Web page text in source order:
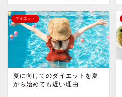
ダイエット
夏に向けてのダイエットを夏
から始めても遅い理由